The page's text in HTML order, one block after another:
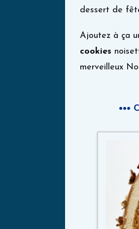
dessert de
Ajoutez à ça
cookies
merveilleux
•••